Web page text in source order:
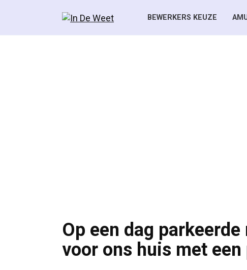
BEWERKERS KEUZE
Op een dag
voor ons huis met